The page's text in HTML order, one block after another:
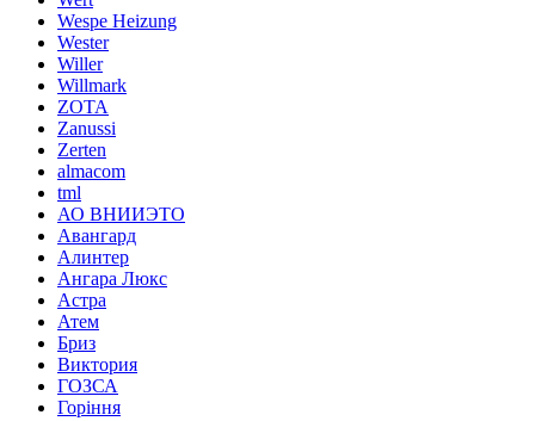
Wespe Heizung
Wester
Willer
Willmark
ZOTA
Zanussi
Zerten
almacom
tml
АО ВНИИЭТО
Авангард
Алинтер
Ангара Люкс
Астра
Атем
Бриз
Виктория
ГОЗСА
Горіння